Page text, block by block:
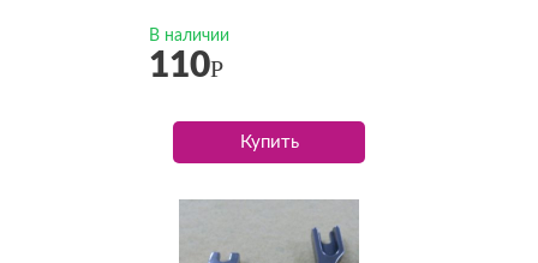
В наличии
110Р
Купить